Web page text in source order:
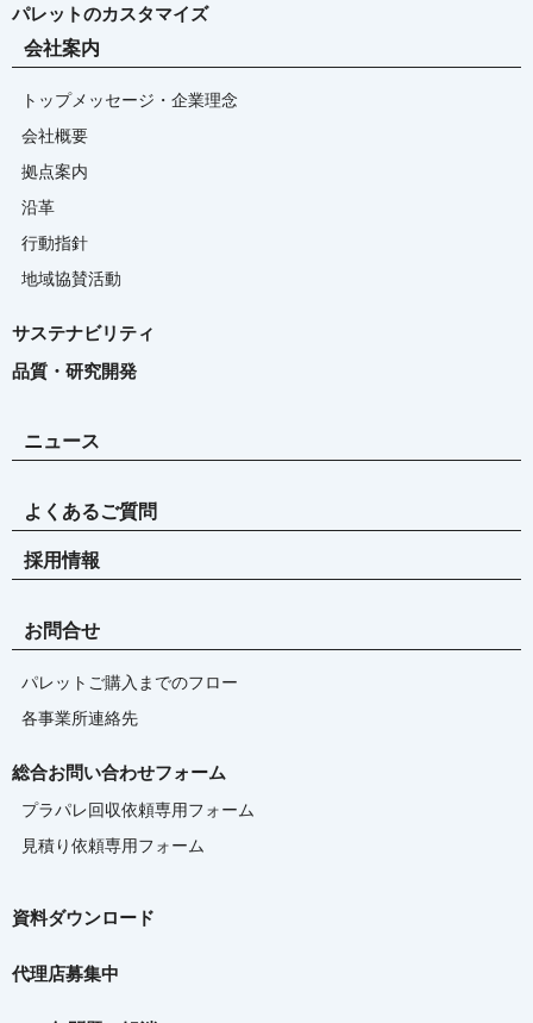
パレットのカスタマイズ
会社案内
トップメッセージ・企業理念
会社概要
拠点案内
沿革
行動指針
地域協賛活動
サステナビリティ
品質・研究開発
ニュース
よくあるご質問
採用情報
お問合せ
パレットご購入までのフロー
各事業所連絡先
総合お問い合わせフォーム
プラパレ回収依頼専用フォーム
見積り依頼専用フォーム
資料ダウンロード
代理店募集中